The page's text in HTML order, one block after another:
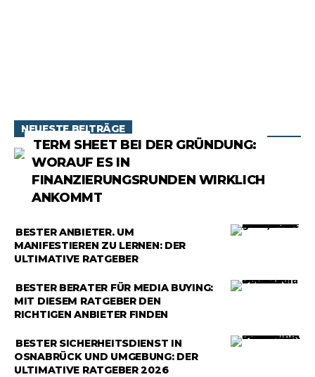
NEUESTE BEITRÄGE
TERM SHEET BEI DER GRÜNDUNG:
WORAUF ES IN
FINANZIERUNGSRUNDEN WIRKLICH
ANKOMMT
RATGEBER
BESTER ANBIETER, UM
MANIFESTIEREN ZU LERNEN: DER
ULTIMATIVE RATGEBER
RATGEBER
BESTER BERATER FÜR MEDIA BUYING:
MIT DIESEM RATGEBER DEN
RICHTIGEN ANBIETER FINDEN
RATGEBER
BESTER SICHERHEITSDIENST IN
OSNABRÜCK UND UMGEBUNG: DER
ULTIMATIVE RATGEBER 2026